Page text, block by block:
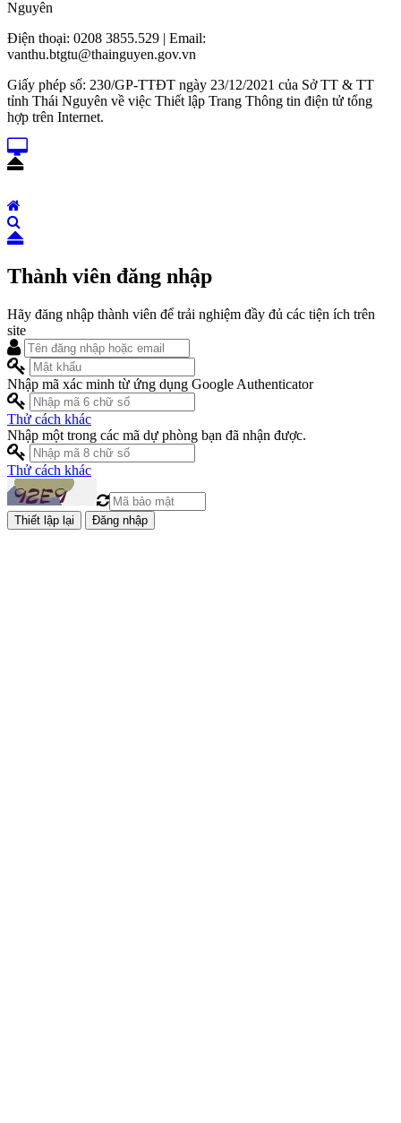
Nguyên
Điện thoại: 0208 3855.529 | Email:
vanthu.btgtu@thainguyen.gov.vn
Giấy phép số: 230/GP-TTĐT ngày 23/12/2021 của Sở TT & TT
tỉnh Thái Nguyên về việc Thiết lập Trang Thông tin điện tử tổng
hợp trên Internet.
Thành viên đăng nhập
Hãy đăng nhập thành viên để trải nghiệm đầy đủ các tiện ích trên
site
Nhập mã xác minh từ ứng dụng Google Authenticator
Thử cách khác
Nhập một trong các mã dự phòng bạn đã nhận được.
Thử cách khác
Đăng nhập